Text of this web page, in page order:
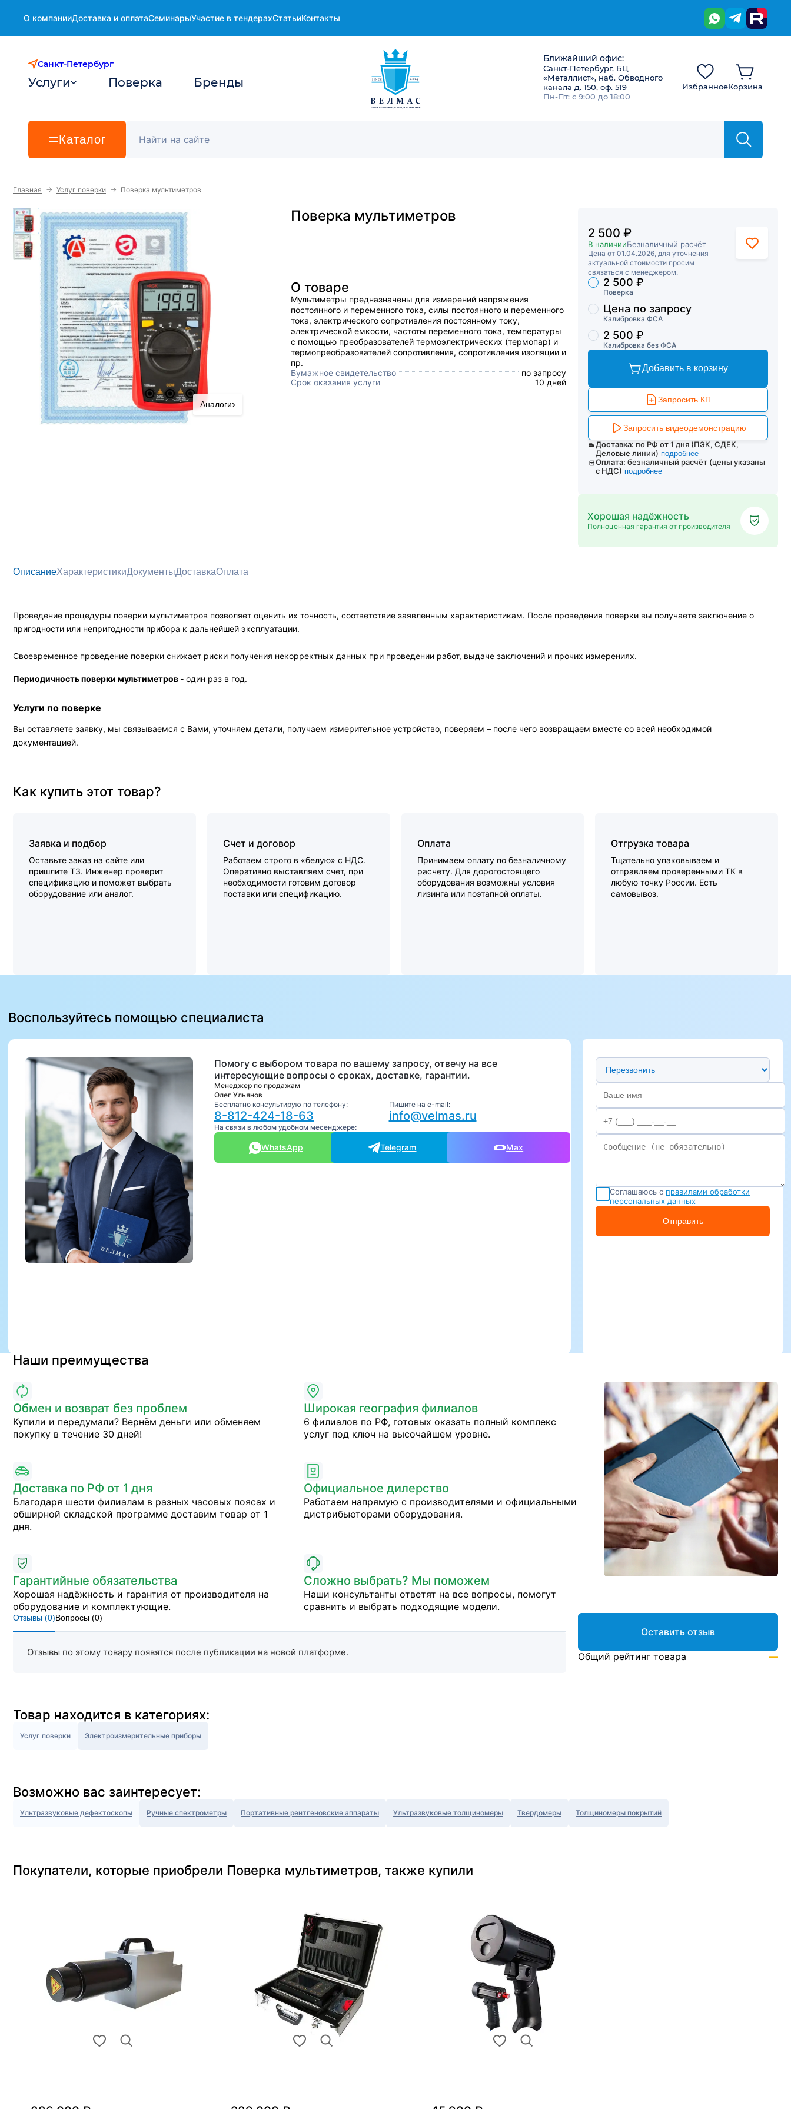
О компанииДоставка и оплатаСеминарыУчастие в тендерахСтатьиКонтакты
Санкт-Петербург
Услуги Поверка Бренды
Ближайший офис:
Санкт-Петербург, БЦ
«Металлист», наб. Обводного
канала д. 150, оф. 519
Пн-Пт: с 9:00 до 18:00
ИзбранноеКорзина
Каталог
Главная → Услуг поверки → Поверка мультиметров
Поверка мультиметров
Аналоги›
О товаре
Мультиметры предназначены для измерений напряжения
постоянного и переменного тока, силы постоянного и переменного
тока, электрического сопротивления постоянному току,
электрической емкости, частоты переменного тока, температуры
с помощью преобразователей термоэлектрических (термопар) и
термопреобразователей сопротивления, сопротивления изоляции и
пр.
Бумажное свидетельство
по запросу
Срок оказания услуги
10 дней
2 500 ₽
В наличииБезналичный расчёт
Цена от 01.04.2026, для уточнения
актуальной стоимости просим
связаться с менеджером.
Торговые предложения
Поверка
2 500 ₽
Калибровка ФСА
Цена по запросу
Калибровка без ФСА
2 500 ₽
Добавить в корзину
Запросить КП
Запросить видеодемонстрацию
Доставка: по РФ от 1 дня (ПЭК, СДЕК,
Деловые линии) подробнее
Оплата: безналичный расчёт (цены указаны
с НДС) подробнее
Хорошая надёжность
Полноценная гарантия от производителя
ОписаниеХарактеристикиДокументыДоставкаОплата
Проведение процедуры поверки мультиметров позволяет оценить их точность, соответствие заявленным характеристикам. После проведения поверки вы получаете заключение о
пригодности или непригодности прибора к дальнейшей эксплуатации.
Своевременное проведение поверки снижает риски получения некорректных данных при проведении работ, выдаче заключений и прочих измерениях.
Периодичность поверки мультиметров - один раз в год.
Услуги по поверке
Вы оставляете заявку, мы связываемся с Вами, уточняем детали, получаем измерительное устройство, поверяем – после чего возвращаем вместе со всей необходимой
документацией.
Как купить этот товар?
Заявка и подбор
Оставьте заказ на сайте или
пришлите ТЗ. Инженер проверит
спецификацию и поможет выбрать
оборудование или аналог.
Счет и договор
Работаем строго в «белую» с НДС.
Оперативно выставляем счет, при
необходимости готовим договор
поставки или спецификацию.
Оплата
Принимаем оплату по безналичному
расчету. Для дорогостоящего
оборудования возможны условия
лизинга или поэтапной оплаты.
Отгрузка товара
Тщательно упаковываем и
отправляем проверенными ТК в
любую точку России. Есть
самовывоз.
Воспользуйтесь помощью специалиста
Помогу с выбором товара по вашему запросу, отвечу на все
интересующие вопросы о сроках, доставке, гарантии.
Менеджер по продажам
Олег Ульянов
Бесплатно консультирую по телефону:
8-812-424-18-63
Пишите на e-mail:
info@velmas.ru
На связи в любом удобном месенджере:
WhatsApp Telegram Max
Предпочтительный способ связи
Соглашаюсь с правилами обработки
персональных данных
Отправить
Наши преимущества
Обмен и возврат без проблем
Купили и передумали? Вернём деньги или обменяем
покупку в течение 30 дней!
Широкая география филиалов
6 филиалов по РФ, готовых оказать полный комплекс
услуг под ключ на высочайшем уровне.
Доставка по РФ от 1 дня
Благодаря шести филиалам в разных часовых поясах и
обширной складской программе доставим товар от 1
дня.
Официальное дилерство
Работаем напрямую с производителями и официальными
дистрибьюторами оборудования.
Гарантийные обязательства
Хорошая надёжность и гарантия от производителя на
оборудование и комплектующие.
Сложно выбрать? Мы поможем
Наши консультанты ответят на все вопросы, помогут
сравнить и выбрать подходящие модели.
Отзывы (0)Вопросы (0)
Отзывы по этому товару появятся после публикации на новой платформе.
Оставить отзыв
Общий рейтинг товара —
Товар находится в категориях:
Услуг поверки Электроизмерительные приборы
Возможно вас заинтересует:
Ультразвуковые дефектоскопы Ручные спектрометры Портативные рентгеновские аппараты Ультразвуковые толщиномеры Твердомеры Толщиномеры покрытий
Покупатели, которые приобрели Поверка мультиметров, также купили